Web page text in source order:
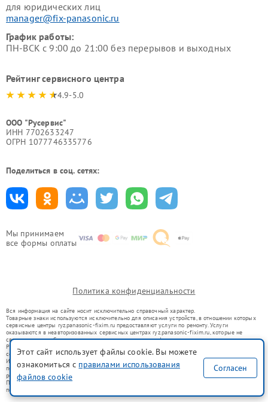
Мы принимаем
все формы оплаты
для юридических лиц
manager@fix-panasonic.ru
График работы:
ПН-ВСК с 9:00 до 21:00 без перерывов и выходных
Рейтинг сервисного центра
4.9-5.0
ООО "Русервис"
ИНН 7702633247
ОГРН 1077746335776
Поделиться в соц. сетях:
Политика конфиденциальности
Вся информация на сайте носит исключительно справочный характер.
Товарные знаки используются исключительно для описания устройств, в отношении которых
сервисные центры ryz.panasonic-fixim.ru предоставляют услуги по ремонту. Услуги
оказываются в неавторизованных сервисных центрах ryz.panasonic-fixim.ru, которые не
связаны с правообладателями товарных знаков или их официальными представителями.
Ремонт осуществляется для устройств, уже введенных в гражданский оборот в соответствии
со статьей 1487 ГК РФ.
Использование товарных знаков не преследует цели индивидуализации услуг или введения
потребителей в заблуждение, а служит для информирования о предоставляемых услугах по
ремонту техники указанных брендов.
Представленная на сайте информация не является публичной офертой, определяемой
положениями Статьи 437(2) Гражданского кодекса РФ
Этот сайт использует файлы cookie. Вы можете
ознакомиться с правилами использования
файлов cookie
Согласен